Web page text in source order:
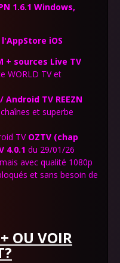
1.6.1 Windows,
l'AppStore iOS
+ sources Live TV
WORLD TV et
Android TV REEZN
et superbe
TV OZTV (chap
4.0.1 du 29/01/26
avec qualité 1080p
et sans besoin de
OU VOIR